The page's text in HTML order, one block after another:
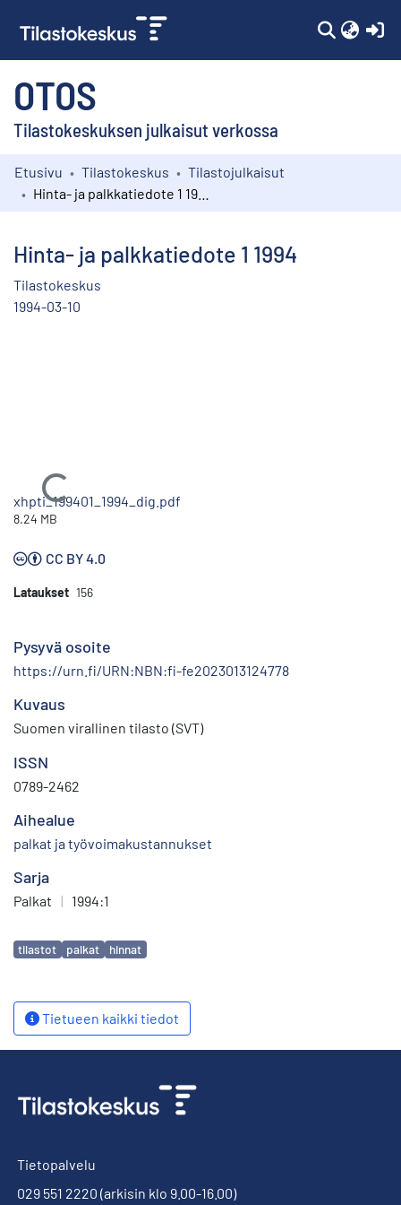
OTOS
Tilastokeskuksen julkaisut verkossa
Kokoelmat
Etusivu Tilastokeskus
Tilastojulkaisut
Hinta- ja palkkatiedote 1 1994
Tilastokeskus
1994-03-10
Ladataan...
xhpti_199401_1994_dig.pdf
8.24 MB
CC BY 4.0
Lataukset 156
Pysyvä osoite
https://urn.fi/URN:NBN:fi-fe2023013124778
Kuvaus
Suomen virallinen tilasto (SVT)
ISSN
0789-2462
Aihealue
palkat ja työvoimakustannukset
Sarja
Palkat | 1994:1
Avainsanat
tilastot palkat hinnat
Tietueen kaikki tiedot
Tietopalvelu
029 551 2220 (arkisin klo 9.00-16.00)